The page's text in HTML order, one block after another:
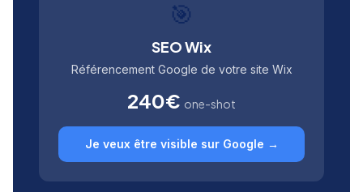
🎯
SEO Wix
Référencement Google de votre site Wix
240€ one-shot
Je veux être visible sur Google →